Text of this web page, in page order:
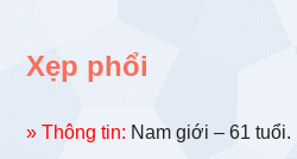
Xẹp phổi
» Thông tin: Nam giới – 61 tuổi.